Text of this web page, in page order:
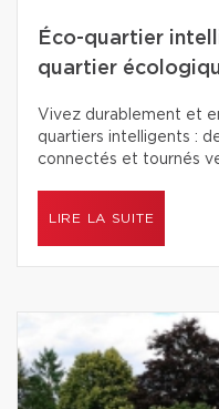
Éco-quartier
quartier
Vivez durablement et
quartiers intelligents :
connectés et tournés
LIRE LA SUITE